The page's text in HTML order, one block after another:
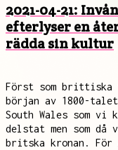
2021-04-21:
efterlyser en
rädda sin kultur
Först som brittiska
början av 1800-
South Wales som vi
delstat men som
britska kronan. För